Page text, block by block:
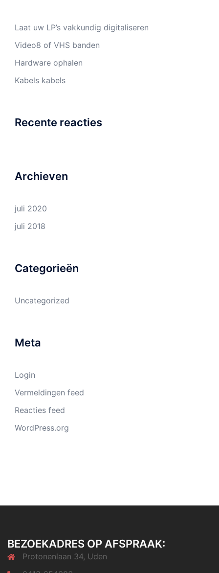
Laat uw LP’s vakkundig digitaliseren
Video8 of VHS banden
Hardware ophalen
Kabels kabels
Recente reacties
Archieven
juli 2020
juli 2018
Categorieën
Uncategorized
Meta
Login
Vermeldingen feed
Reacties feed
WordPress.org
BEZOEKADRES OP AFSPRAAK:
Protonenlaan 34, Uden